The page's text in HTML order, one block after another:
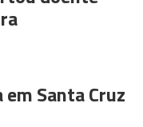
Santa Cruz